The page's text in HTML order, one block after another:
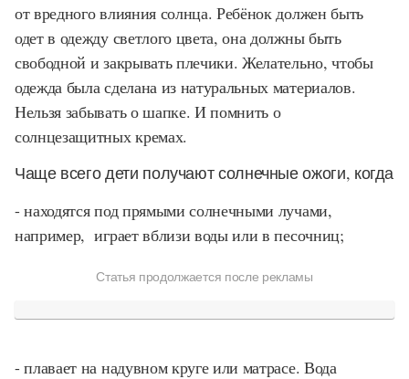
от вредного влияния солнца. Ребёнок должен быть
одет в одежду светлого цвета, она должны быть
свободной и закрывать плечики. Желательно, чтобы
одежда была сделана из натуральных материалов.
Нельзя забывать о шапке. И помнить о
солнцезащитных кремах.
Чаще всего дети получают солнечные ожоги, когда
- находятся под прямыми солнечными лучами,
например, играет вблизи воды или в песочниц;
Статья продолжается после рекламы
- плавает на надувном круге или матрасе. Вода